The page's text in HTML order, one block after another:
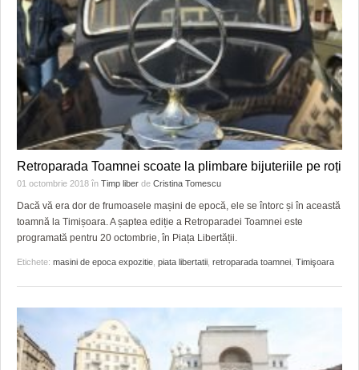
Retroparada Toamnei scoate la plimbare bijuteriile pe roți
01 octombrie 2018 în Timp liber de Cristina Tomescu
Dacă vă era dor de frumoasele mașini de epocă, ele se întorc și în această
toamnă la Timișoara. A șaptea ediție a Retroparadei Toamnei este
programată pentru 20 octombrie, în Piața Libertății.
Etichete: masini de epoca expozitie piata libertatii retroparada toamnei Timişoara